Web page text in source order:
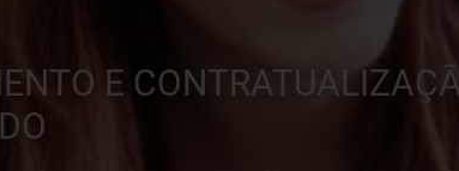
E